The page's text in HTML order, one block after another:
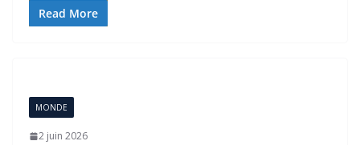
Read More
MONDE
2 juin 2026